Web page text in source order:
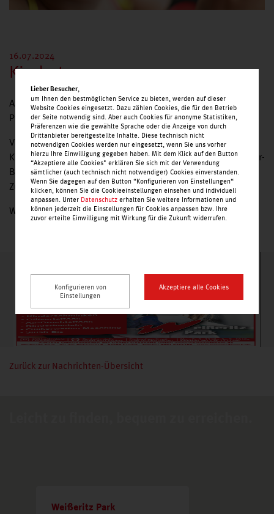
16.07.2024
Kindertag
Am Samstag, den 20. Juli, dreht sich bei uns im Weißeritz
Park alles um die Kinder.
Von 10 bis 18 Uhr wird es tolle Attraktionen wie
Kinderschminken, eine Dschungel Hüpfburg, Glitzer- und Air-
Brushtattoos, Kinderbasteln und vieles mehr geben. Für
Zuckerwatte und Slush Eis ist auch gesorgt.
Wir freuen uns auf Ihren Besuch.
Zurück zur Nachrichten-Übersicht
Weißeritz Park
Lieber Besucher
um Ihnen den bestmöglichen Service zu bieten, werden auf dieser
Website Cookies eingesetzt. Dazu zählen Cookies, die für den Betrieb
der Seite notwendig sind. Aber auch Cookies für anonyme Statistiken,
Präferenzen wie die gewählte Sprache oder die Anzeige von durch
Drittanbieter bereitgestellte Inhalte. Diese technisch nicht
notwendigen Cookies werden nur eingesetzt, wenn Sie uns vorher
hierzu Ihre Einwilligung gegeben haben. Mit dem Klick auf den Button
“Akzeptiere alle Cookies" erklären Sie sich mit der Verwendung
sämtlicher (auch technisch nicht notwendiger) Cookies einverstanden.
Wenn Sie dagegen auf den Button “Konfigurieren von Einstellungen“
klicken, können Sie die Cookieeinstellungen einsehen und individuell
anpassen. Unter Datenschutz erhalten Sie weitere Informationen und
können jederzeit die Einstellungen für Cookies anpassen bzw. Ihre
zuvor erteilte Einwilligung mit Wirkung für die Zukunft widerrufen.
Konfigurieren von
Einstellungen
Akzeptiere alle Cookies